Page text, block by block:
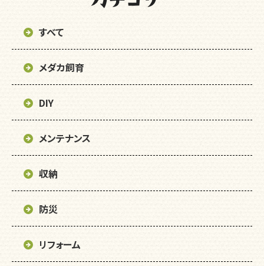
すべて
メダカ飼育
DIY
メンテナンス
収納
防災
リフォーム